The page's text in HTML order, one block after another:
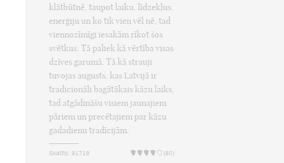
klātbūtnē, taupot laiku, līdzekļus,
enerģiju un ko tik vien vēl nē, tad
viennozīmīgi iesakām rīkot šos
svētkus. Tā paliek kā vērtība visas
dzīves garumā. Tā kā strauji
tuvojas augusts, kas Latvijā ir
tradicionāli bagātākais kāzu laiks,
tad atgādināšu visiem jaunajiem
pāriem un precētajiem par kāzu
gadadienu tradīcijām.
Skatīts: 91718 (80)